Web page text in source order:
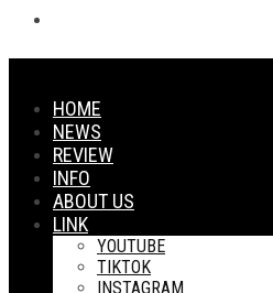
HOME
NEWS
REVIEW
INFO
ABOUT US
LINK
YOUTUBE
TIKTOK
INSTAGRAM